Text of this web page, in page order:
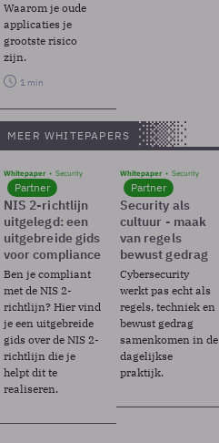
Waarom je oude
applicaties je
grootste risico
zijn.
1 min
MEER WHITEPAPERS
Whitepaper Security
Partner
NIS 2-richtlijn
uitgelegd: een
uitgebreide gids
voor compliance
Ben je compliant
met de NIS 2-
richtlijn? Hier vind
je een uitgebreide
gids over de NIS 2-
richtlijn die je
helpt dit te
realiseren.
Whitepaper Security
Partner
Security als
cultuur - maak
van regels
bewust gedrag
Cybersecurity
werkt pas echt als
regels, techniek en
bewust gedrag
samenkomen in de
dagelijkse
praktijk.